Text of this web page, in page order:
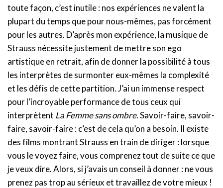
toute façon, c’est inutile : nos expériences ne valent la
plupart du temps que pour nous-mêmes, pas forcément
pour les autres. D’après mon expérience, la musique de
Strauss nécessite justement de mettre son ego
artistique en retrait, afin de donner la possibilité à tous
les interprètes de surmonter eux-mêmes la complexité
et les défis de cette partition. J’ai un immense respect
pour l’incroyable performance de tous ceux qui
interprètent La Femme sans ombre. Savoir-faire, savoir-
faire, savoir-faire : c’est de cela qu’on a besoin. Il existe
des films montrant Strauss en train de diriger : lorsque
vous le voyez faire, vous comprenez tout de suite ce que
je veux dire. Alors, si j’avais un conseil à donner : ne vous
prenez pas trop au sérieux et travaillez de votre mieux !